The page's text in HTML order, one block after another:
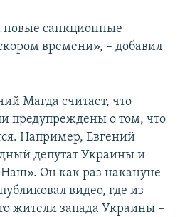
новые санкционные
времени», – добавил
Магда считает, что
предупреждены о том, что
Например, Евгений
депутат Украины и
Он как раз накануне
видео, где из
жители запада Украины –